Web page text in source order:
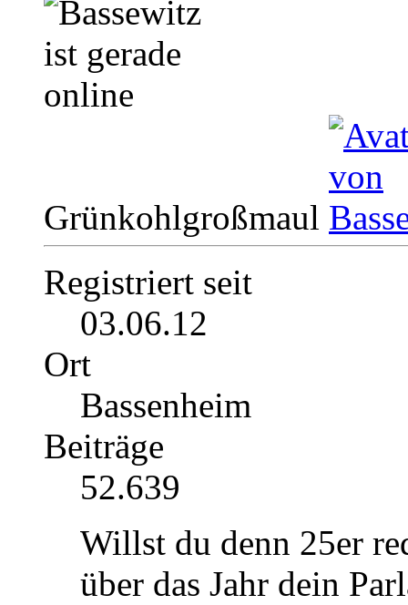
Grünkohlgroßmaul
Registriert seit
03.06.12
Ort
Bassenheim
Beiträge
52.639
Willst du denn 25er
über das Jahr dein